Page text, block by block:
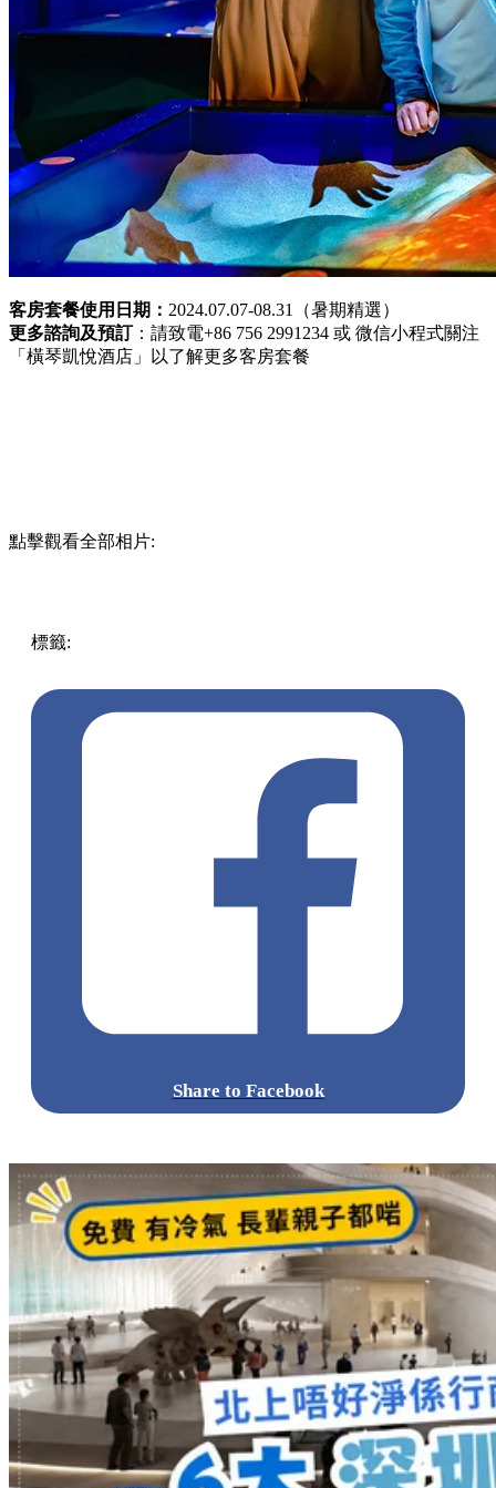
客房套餐使用日期： 2024.07.07-08.31（暑期精選）
更多諮詢及預訂：請致電+86 756 2991234 或 微信小程式關注
「橫琴凱悅酒店」以了解更多客房套餐
點擊觀看全部相片:
標籤:
Share to Facebook